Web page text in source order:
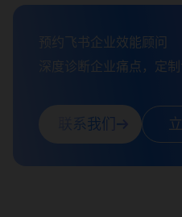
预约飞书企业效能顾问
深度诊断企业痛点，定
联系我们